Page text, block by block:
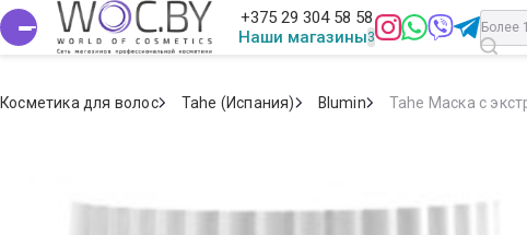
+375 29 304 58 58
Наши магазины
Косметика для волос Tahe (Испания) Blumin Tahe Маска с